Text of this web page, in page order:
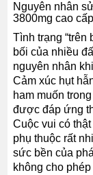
Nguyên nhân
3800mg cao cấp
Tình trạng
bối của nhiều
nguyên nhân
Cảm xúc hụt
ham muốn
được đáp ứng
Cuộc vui có
phụ thuộc rất
sức bền của
không cho